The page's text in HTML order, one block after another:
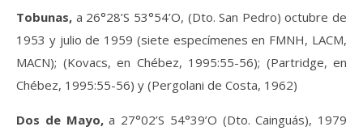
Tobunas, a 26°28’S 53°54’O, (Dto. San Pedro) octubre de
1953 y julio de 1959 (siete especímenes en FMNH, LACM,
MACN); (Kovacs, en Chébez, 1995:55-56); (Partridge, en
Chébez, 1995:55-56) y (Pergolani de Costa, 1962)
Dos de Mayo,a 27°02’S 54°39’O (Dto. Cainguás), 1979